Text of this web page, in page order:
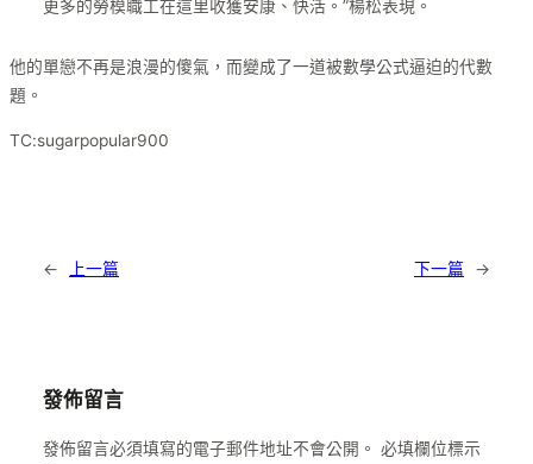
更多的勞模職工在這里收獲安康、快活。”楊松表現。
他的單戀不再是浪漫的傻氣，而變成了一道被數學公式逼迫的代數
題。
TC:sugarpopular900
← 上一篇 下一篇 →
發佈留言
發佈留言必須填寫的電子郵件地址不會公開。 必填欄位標示